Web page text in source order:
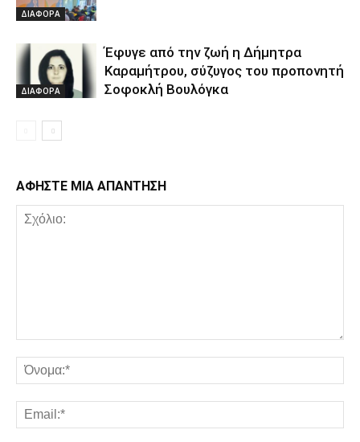
ΔΙΑΦΟΡΑ
ΔΙΑΦΟΡΑ
Έφυγε από την ζωή η Δήμητρα
Καραμήτρου, σύζυγος του προπονητή
Σοφοκλή Βουλόγκα
ΑΦΗΣΤΕ ΜΙΑ ΑΠΑΝΤΗΣΗ